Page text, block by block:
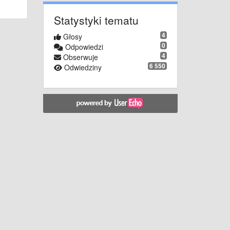
Statystyki tematu
4
Głosy
0
Odpowiedzi
4
Obserwuje
6 550
Odwiedziny